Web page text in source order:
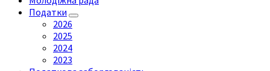
Податки
2026
2025
2024
2023